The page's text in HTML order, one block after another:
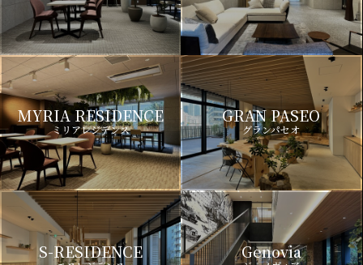
MYRIA RESIDENCE
ミリアレジデンス
GRAN PASEO
グランパセオ
S-RESIDENCE Genovia